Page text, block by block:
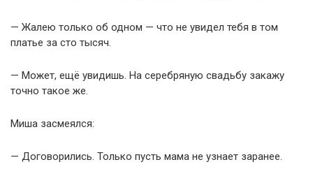
— Жалею только об одном — что не увидел тебя в том
платье за сто тысяч.
— Может, ещё увидишь. На серебряную свадьбу закажу
точно такое же.
Миша засмеялся:
— Договорились. Только пусть мама не узнает заранее.